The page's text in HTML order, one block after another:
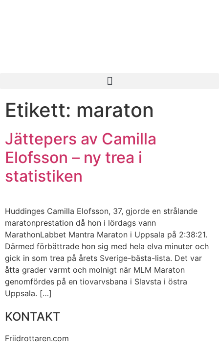
Etikett: maraton
Jättepers av Camilla
Elofsson – ny trea i
statistiken
Huddinges Camilla Elofsson, 37, gjorde en strålande
maratonprestation då hon i lördags vann
MarathonLabbet Mantra Maraton i Uppsala på 2:38:21.
Därmed förbättrade hon sig med hela elva minuter och
gick in som trea på årets Sverige-bästa-lista. Det var
åtta grader varmt och molnigt när MLM Maraton
genomfördes på en tiovarvsbana i Slavsta i östra
Uppsala. […]
KONTAKT
Friidrottaren.com